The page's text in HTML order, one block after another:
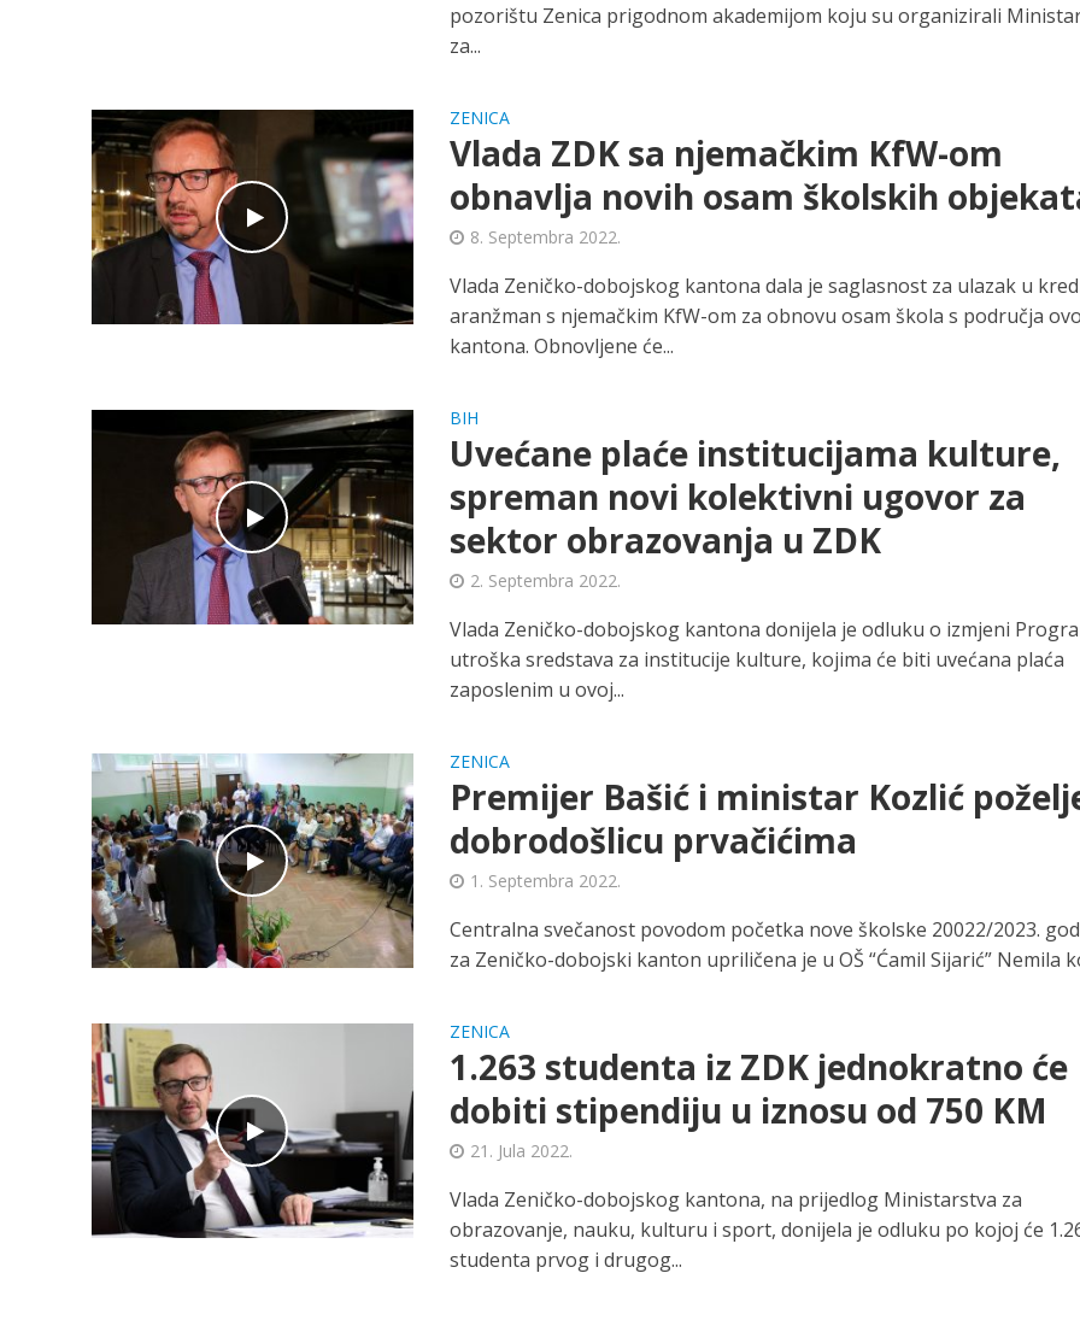
pozorištu Zenica prigodnom akademijom koju su organizirali
za...
ZENICA
Vlada ZDK sa njemačkim KfW-om
obnavlja novih osam školskih
8. Septembra 2022.
Vlada Zeničko-dobojskog kantona dala je saglasnost za ulazak u
aranžman s njemačkim KfW-om za obnovu osam škola s područja
kantona. Obnovljene će...
BIH
Uvećane plaće institucijama kulture,
spreman novi kolektivni ugovor za
sektor obrazovanja u ZDK
2. Septembra 2022.
Vlada Zeničko-dobojskog kantona donijela je odluku o izmjeni
utroška sredstava za institucije kulture, kojima će biti uvećana plaća
zaposlenim u ovoj...
ZENICA
Premijer Bašić i ministar Kozlić
dobrodošlicu prvačićima
1. Septembra 2022.
Centralna svečanost povodom početka nove školske 20022/2023.
za Zeničko-dobojski kanton upriličena je u OŠ “Ćamil Sijarić” Nemila
ZENICA
1.263 studenta iz ZDK jednokratno će
dobiti stipendiju u iznosu od 750 KM
21. Jula 2022.
Vlada Zeničko-dobojskog kantona, na prijedlog Ministarstva za
obrazovanje, nauku, kulturu i sport, donijela je odluku po kojoj će
studenta prvog i drugog...